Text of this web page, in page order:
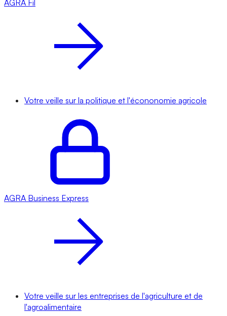
AGRA Fil
Votre veille sur la politique et l'écononomie agricole
AGRA Business Express
Votre veille sur les entreprises de l'agriculture et de
l'agroalimentaire